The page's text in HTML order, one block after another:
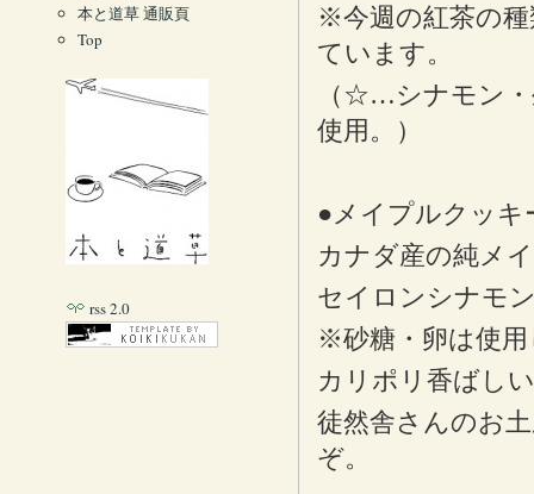
※今週の紅茶の
ています。
（☆…シナモン
使用。）
●メイプルクッキ
カナダ産の純メ
セイロンシナモ
※砂糖・卵は使
カリポリ香ばし
徒然舎さんのお
ぞ。
本と道草 通販頁
Top
rss 2.0